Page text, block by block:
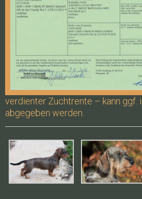
verdienter Zuchtrente – kann ggf.
abgegeben werden.